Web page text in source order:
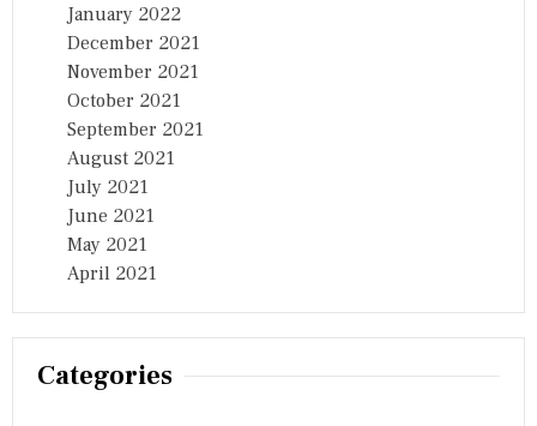
January 2022
December 2021
November 2021
October 2021
September 2021
August 2021
July 2021
June 2021
May 2021
April 2021
Categories